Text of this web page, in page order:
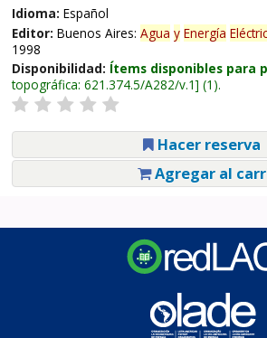
Idioma: Español
Editor: Buenos Aires: Agua y Energía
1998
Disponibilidad: Ítems disponibles para
topográfica: 621.374.5/A282/v.1 (1).
Hacer reserva
Agregar al